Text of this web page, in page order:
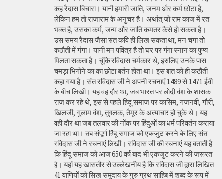
कह रैदास बिचारा। यानी हमारी जाति, जनम और कर्म छोटा है,
लेकिन हम तो राजाराम के अनुचर है। अर्थात् जो राम काज में रत
भक्त है, उसका कर्म, जन्म और जाति कमतर कैसे हो सकता है।
उस समय रैदास जैसा संत कवि ही लिख सकता था, मन चंगा तो
कठौती में गंगा। यानी मन पवित्र है तो घर पर गंगा स्नान का पुण्य
मिलता सकता है। चूंकि रविदास चर्मकार थे, इसलिए उनके पास
चमड़ा भिगोने का का छोटा बर्तन होता था। इस बात को ही कठौती
कहा गया है। संत रविदास जी ने अपनी रचनाएं 1489 से 1471 ईवी
के बीच लिखी। यह वह दौर था, जब भारत पर लोदी वंश के शासक
राज कर रहे थे, इस से पहले हिंदू समाज पर कासिम, गजनवी, गौरी,
खिलजी, गुलाम वंश, तुगलक, तैमूर के अत्याचार हो चुके थे। यह
वही दौर था जब तलवार की नोंक पर हिंदुओं का धर्म परिवर्तन कराया
जा रहा था। तब संपूर्ण हिंदू समाज को एकजुट करने के लिए संत
रविदास जी ने रचनाएं लिखी। रविदास जी की रचनाएं यह बताती है
कि हिंदू समाज को आज 650 वर्ष बाद भी एकजुट करने की जरूरत
है। यहां यह खासतौर से उल्लेखनीय है कि रविदास जी द्वारा लिखित
41 वाणियोंं को सिख समुदाय के गुरु ग्रंथ साहिब में शब्द के रूप में